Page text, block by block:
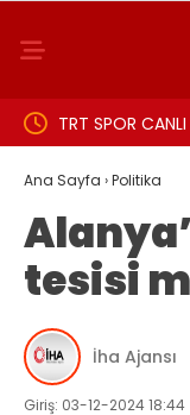
FK
linki
Aslı
Ana Sayfa ›Politika
tesisi
İha Ajansı
Giriş: 03-12-2024 18:44